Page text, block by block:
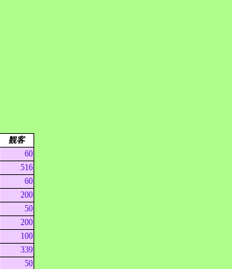
観客
60
516
60
200
50
200
100
339
50